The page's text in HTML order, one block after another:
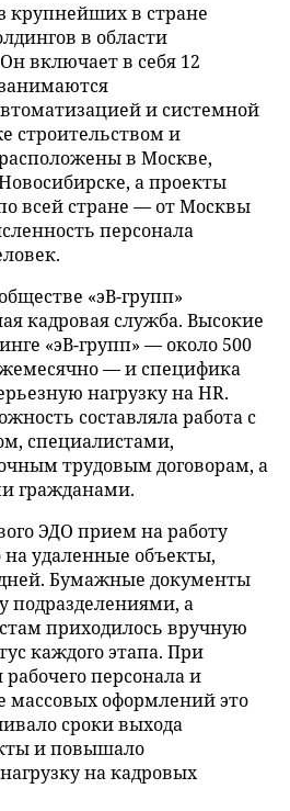
крупнейших в стране
в области
включает в себя 12
и системной
строительством и
в Москве,
а проекты
всей стране — от Москвы
персонала
«эВ-групп»
кадровая служба. Высокие
«эВ-групп» — около 500
— и специфика
нагрузку на HR.
составляла работа с
специалистами,
трудовым договорам, а
гражданами.
ЭДО прием на работу
на удаленные объекты,
Бумажные документы
подразделениями, а
приходилось вручную
каждого этапа. При
персонала и
массовых оформлений это
сроки выхода
и повышало
на кадровых